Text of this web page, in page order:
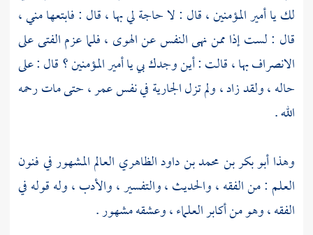
لك يا أمير المؤمنين ، قال : لا حاجة لي بها ، قال : فابتعها مني ،
قال : لست إذا ممن نهى النفس عن الهوى ، فلما عزم الفتى على
الانصراف بها ، قالت : أين وجدك بي يا أمير المؤمنين ؟ قال : على
حاله ، ولقد زاد ، ولم تزل الجارية في نفسعمر، حتى مات رحمه
الله .
وهذاأبو بكر بن محمد بن داود الظاهري العالم المشهور في فنون
العلم : من الفقه ، والحديث ، والتفسير ، والأدب ، وله قوله في
الفقه ، وهو من أكابر العلماء ، وعشقه مشهور .